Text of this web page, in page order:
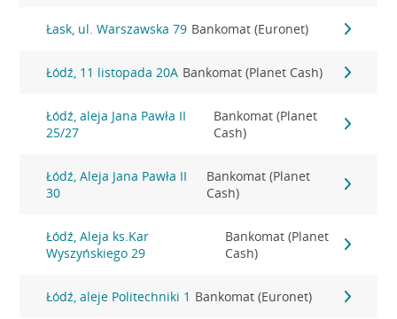
Łask, ul. Warszawska 79 Bankomat (Euronet)
Łódź, 11 listopada 20A Bankomat (Planet Cash)
Łódź, aleja Jana Pawła II
25/27
Bankomat (Planet
Cash)
Łódź, Aleja Jana Pawła II
30
Bankomat (Planet
Cash)
Łódź, Aleja ks.Kar
Wyszyńskiego 29
Bankomat (Planet
Cash)
Łódź, aleje Politechniki 1 Bankomat (Euronet)